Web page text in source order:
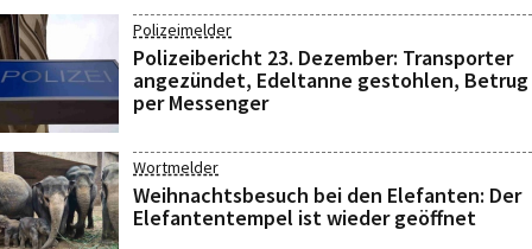
Polizeimelder
Polizeibericht 23. Dezember: Transporter
angezündet, Edeltanne gestohlen, Betrug
per Messenger
Wortmelder
Weihnachtsbesuch bei den Elefanten: Der
Elefantentempel ist wieder geöffnet